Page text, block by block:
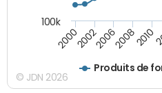
Produits de
20002002200620082010
100k
© JDN 2026